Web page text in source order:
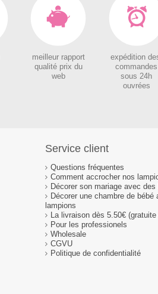
meilleur rapport
qualité prix du
web
expédition
commandes
sous 24h
ouvrées
Service client
Questions fréquentes
Comment accrocher nos
Décorer son mariage avec des
Décorer une chambre de bébé
lampions
La livraison dès 5.50€
Pour les professionels
Wholesale
CGVU
Politique de confidentialité